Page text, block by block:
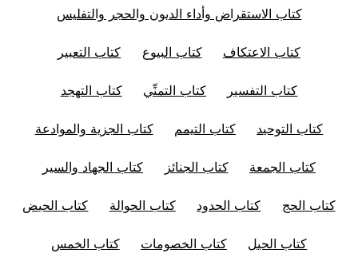
كتاب الاستقراض وأداء الديون والحجر والتفليس
كتاب الاعتكاف كتاب البيوع كتاب التعبير
كتاب التفسير كتاب التمنِّي كتاب التهجد
كتاب التوحيد كتاب التيمم كتاب الجزية والموادعة
كتاب الجمعة كتاب الجنائز كتاب الجهاد والسير
كتاب الحج كتاب الحدود كتاب الحوالة كتاب الحيض
كتاب الحيل كتاب الخصومات كتاب الخمس